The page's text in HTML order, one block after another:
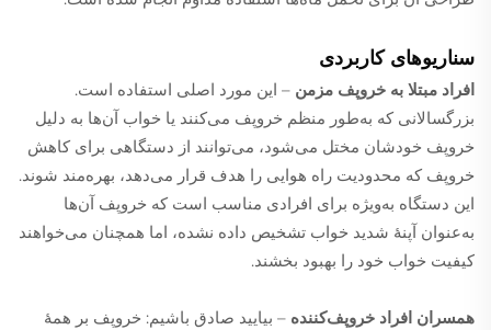
سناریوهای کاربردی
افراد مبتلا به خروپف مزمن – این مورد اصلی استفاده است.
بزرگسالانی که به‌طور منظم خروپف می‌کنند یا خواب آن‌ها به دلیل
خروپف خودشان مختل می‌شود، می‌توانند از دستگاهی برای کاهش
خروپف که محدودیت راه هوایی را هدف قرار می‌دهد، بهره‌مند شوند.
این دستگاه به‌ویژه برای افرادی مناسب است که خروپف آن‌ها
به‌عنوان آپنهٔ شدید خواب تشخیص داده نشده، اما همچنان می‌خواهند
کیفیت خواب خود را بهبود بخشند.
همسران افراد خروپف‌کننده – بیایید صادق باشیم: خروپف بر همهٔ